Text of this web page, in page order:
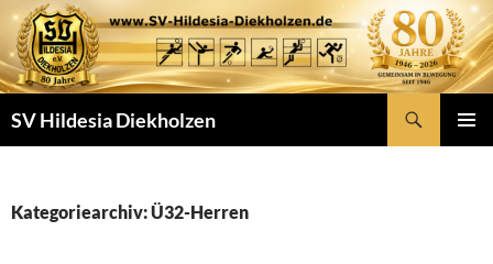
Zum
Inhalt
springen
SV Hildesia Diekholzen
Kategoriearchiv: Ü32-Herren